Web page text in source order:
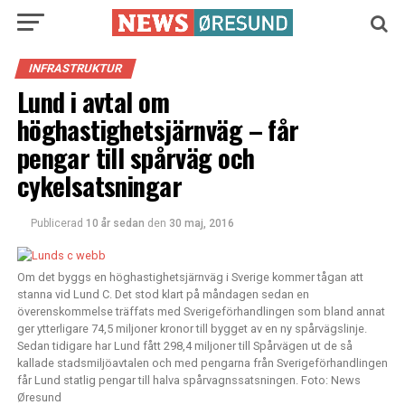
INFRASTRUKTUR
Lund i avtal om
höghastighetsjärnväg – får
pengar till spårväg och
cykelsatsningar
Publicerad 10 år sedan den 30 maj, 2016
Om det byggs en höghastighetsjärnväg i Sverige kommer tågan att
stanna vid Lund C. Det stod klart på måndagen sedan en
överenskommelse träffats med Sverigeförhandlingen som bland annat
ger ytterligare 74,5 miljoner kronor till bygget av en ny spårvägslinje.
Sedan tidigare har Lund fått 298,4 miljoner till Spårvägen ut de så
kallade stadsmiljöavtalen och med pengarna från Sverigeförhandlingen
får Lund statlig pengar till halva spårvagnssatsningen. Foto: News
Øresund